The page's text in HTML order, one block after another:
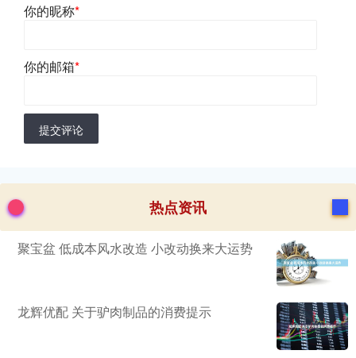
你的昵称*
你的邮箱*
提交评论
热点资讯
聚宝盆 低成本风水改造 小改动换来大运势
龙辉优配 关于驴肉制品的消费提示